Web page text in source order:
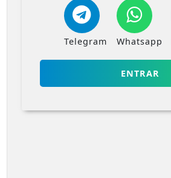
Telegram Whatsapp
ENTRAR